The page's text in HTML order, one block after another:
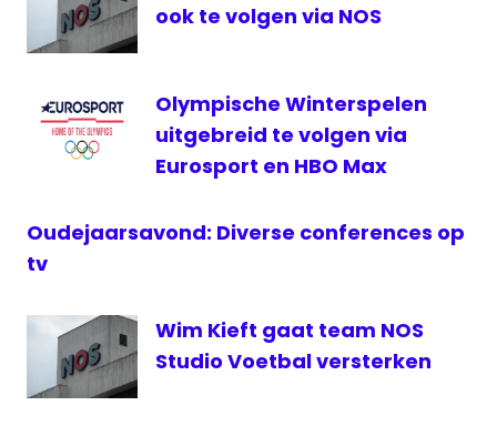
Roubaix
Sporza
ook te volgen via NOS
Olympische Winterspelen
uitgebreid te volgen via
Eurosport en HBO Max
Oudejaarsavond: Diverse conferences op
tv
Wim Kieft gaat team NOS
Studio Voetbal versterken